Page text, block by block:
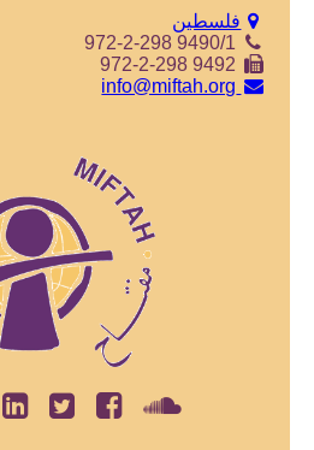
فلسطين
972-2-298 9490/1
972-2-298 9492